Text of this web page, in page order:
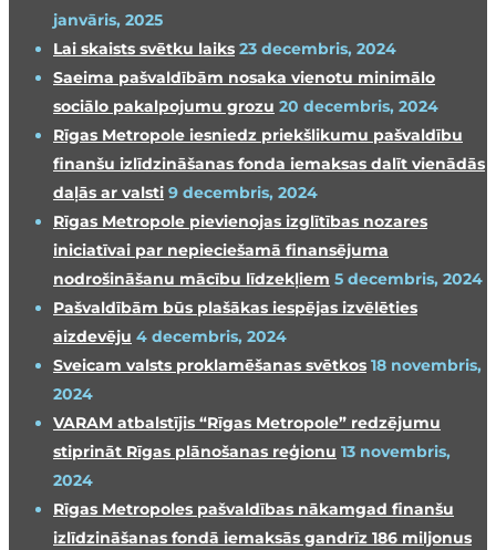
janvāris, 2025
Lai skaists svētku laiks 23 decembris, 2024
Saeima pašvaldībām nosaka vienotu minimālo
sociālo pakalpojumu grozu 20 decembris, 2024
Rīgas Metropole iesniedz priekšlikumu pašvaldību
finanšu izlīdzināšanas fonda iemaksas dalīt vienādās
daļās ar valsti 9 decembris, 2024
Rīgas Metropole pievienojas izglītības nozares
iniciatīvai par nepieciešamā finansējuma
nodrošināšanu mācību līdzekļiem 5 decembris, 2024
Pašvaldībām būs plašākas iespējas izvēlēties
aizdevēju 4 decembris, 2024
Sveicam valsts proklamēšanas svētkos 18 novembris,
2024
VARAM atbalstījis “Rīgas Metropole” redzējumu
stiprināt Rīgas plānošanas reģionu 13 novembris,
2024
Rīgas Metropoles pašvaldības nākamgad finanšu
izlīdzināšanas fondā iemaksās gandrīz 186 miljonus